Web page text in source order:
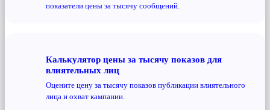
показатели цены за тысячу сообщений.
Калькулятор цены за тысячу показов для
влиятельных лиц
Оцените цену за тысячу показов публикации влиятельного
лица и охват кампании.